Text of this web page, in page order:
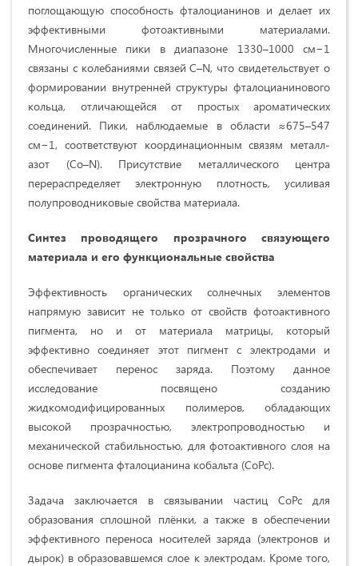
поглощающую способность фталоцианинов и делает их
эффективными фотоактивными материалами.
Многочисленные пики в диапазоне 1330–1000 см−1
связаны с колебаниями связей C–N, что свидетельствует о
формировании внутренней структуры фталоцианинового
кольца, отличающейся от простых ароматических
соединений. Пики, наблюдаемые в области ≈675–547
см−1, соответствуют координационным связям металл-
азот (Co–N). Присутствие металлического центра
перераспределяет электронную плотность, усиливая
полупроводниковые свойства материала.
Синтез проводящего прозрачного связующего
материала и его функциональные свойства
Эффективность органических солнечных элементов
напрямую зависит не только от свойств фотоактивного
пигмента, но и от материала матрицы, который
эффективно соединяет этот пигмент с электродами и
обеспечивает перенос заряда. Поэтому данное
исследование посвящено созданию
жидкомодифицированных полимеров, обладающих
высокой прозрачностью, электропроводностью и
механической стабильностью, для фотоактивного слоя на
основе пигмента фталоцианина кобальта (CoPc).
Задача заключается в связывании частиц CoPc для
образования сплошной плёнки, а также в обеспечении
эффективного переноса носителей заряда (электронов и
дырок) в образовавшемся слое к электродам. Кроме того,